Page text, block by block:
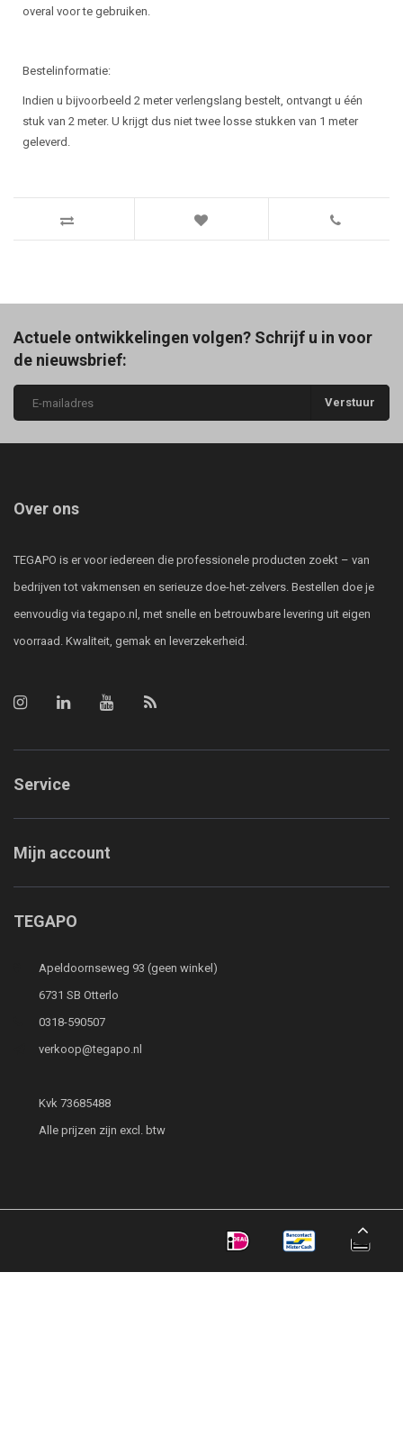
overal voor te gebruiken.
Bestelinformatie:
Indien u bijvoorbeeld 2 meter verlengslang bestelt, ontvangt u één
stuk van 2 meter. U krijgt dus niet twee losse stukken van 1 meter
geleverd.
Actuele ontwikkelingen volgen? Schrijf u in voor
de nieuwsbrief:
Verstuur
Over ons
TEGAPO is er voor iedereen die professionele producten zoekt – van
bedrijven tot vakmensen en serieuze doe-het-zelvers. Bestellen doe je
eenvoudig via tegapo.nl, met snelle en betrouwbare levering uit eigen
voorraad. Kwaliteit, gemak en leverzekerheid.
Service
Mijn account
TEGAPO
Apeldoornseweg 93 (geen winkel)
6731 SB Otterlo
0318-590507
verkoop@tegapo.nl
Kvk 73685488
Alle prijzen zijn excl. btw